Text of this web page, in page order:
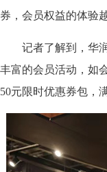
券，会员权益的体验
记者了解到，华润
丰富的会员活动，如
50元限时优惠券包，